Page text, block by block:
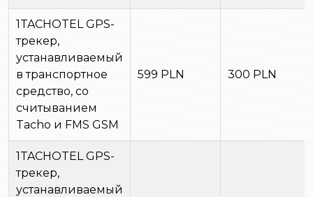
1TACHOTEL GPS-
трекер,
устанавливаемый
в транспортное
средство, со
считыванием
Tacho и FMS GSM
599 PLN 300 PLN
1TACHOTEL GPS-
трекер,
устанавливаемый